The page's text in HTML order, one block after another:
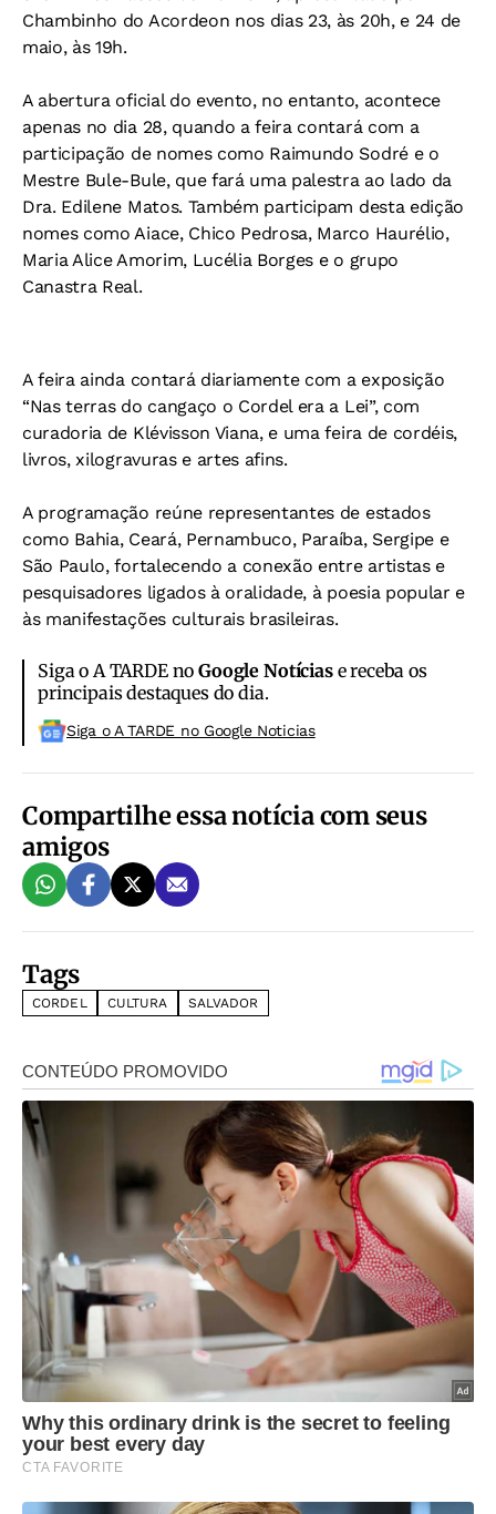
Chambinho do Acordeon nos dias 23, às 20h, e 24 de
maio, às 19h.
A abertura oficial do evento, no entanto, acontece
apenas no dia 28, quando a feira contará com a
participação de nomes como Raimundo Sodré e o
Mestre Bule-Bule, que fará uma palestra ao lado da
Dra. Edilene Matos. Também participam desta edição
nomes como Aiace, Chico Pedrosa, Marco Haurélio,
Maria Alice Amorim, Lucélia Borges e o grupo
Canastra Real.
A feira ainda contará diariamente com a exposição
“Nas terras do cangaço o Cordel era a Lei”, com
curadoria de Klévisson Viana, e uma feira de cordéis,
livros, xilogravuras e artes afins.
A programação reúne representantes de estados
como Bahia, Ceará, Pernambuco, Paraíba, Sergipe e
São Paulo, fortalecendo a conexão entre artistas e
pesquisadores ligados à oralidade, à poesia popular e
às manifestações culturais brasileiras.
Siga o A TARDE noGoogle Notíciase receba os
principais destaques do dia.
Siga o A TARDE no Google Noticias
Compartilhe essa notícia com seus
amigos
Tags
CORDEL CULTURA SALVADOR